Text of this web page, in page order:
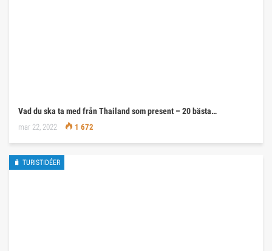
Vad du ska ta med från Thailand som present – 20 bästa…
mar 22, 2022 1 672
🧳 TURISTIDÉER